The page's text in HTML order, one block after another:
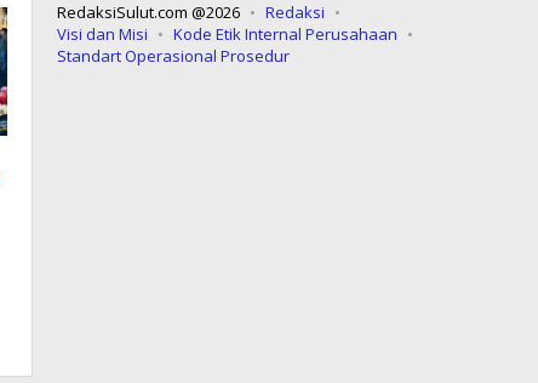
RedaksiSulut.com @2026
Redaksi
Visi dan Misi
Kode Etik Internal Perusahaan
Standart Operasional Prosedur